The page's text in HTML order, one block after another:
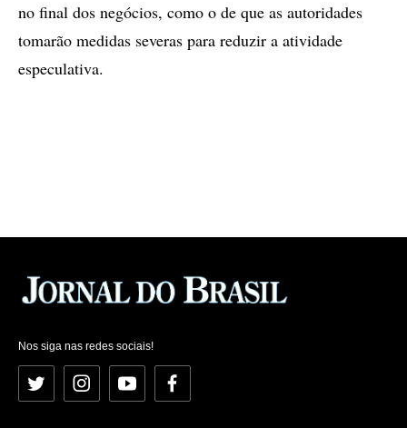
no final dos negócios, como o de que as autoridades
tomarão medidas severas para reduzir a atividade
especulativa.
Nos siga nas redes sociais!
Twitter InstagramYouTubeFacebook